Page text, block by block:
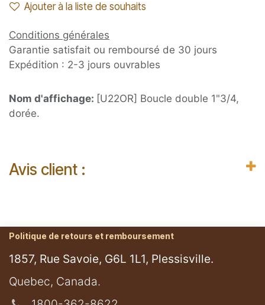
Ajouter à la liste de souhaits
Conditions générales
Garantie satisfait ou remboursé de 30 jours
Expédition : 2-3 jours ouvrables
Nom d'affichage: [U22OR] Boucle double 1"3/4,
dorée.
Avis client :
Politique de retours et remboursement
1857, Rue Savoie, G6L 1L1, Plessisville.
​Quebec, Canada.